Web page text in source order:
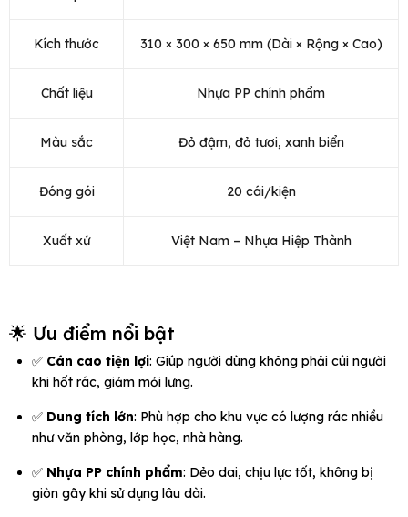
Kích thước 310 × 300 × 650 mm (Dài × Rộng × Cao)
Chất liệu Nhựa PP chính phẩm
Màu sắc Đỏ đậm, đỏ tươi, xanh biển
Đóng gói 20 cái/kiện
Xuất xứ Việt Nam – Nhựa Hiệp Thành
🌟 Ưu điểm nổi bật
✅ Cán cao tiện lợi: Giúp người dùng không phải cúi người
khi hốt rác, giảm mỏi lưng.
✅ Dung tích lớn: Phù hợp cho khu vực có lượng rác nhiều
như văn phòng, lớp học, nhà hàng.
✅ Nhựa PP chính phẩm: Dẻo dai, chịu lực tốt, không bị
giòn gãy khi sử dụng lâu dài.